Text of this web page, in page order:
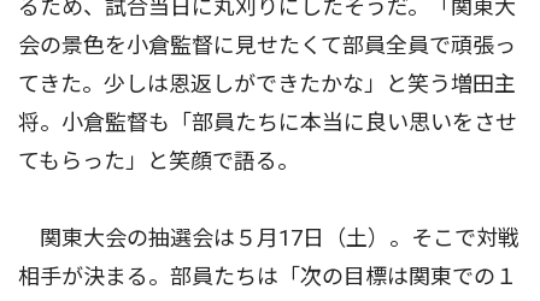
るため、試合当日に丸刈りにしたそうだ。「関東大
会の景色を小倉監督に見せたくて部員全員で頑張っ
てきた。少しは恩返しができたかな」と笑う増田主
将。小倉監督も「部員たちに本当に良い思いをさせ
てもらった」と笑顔で語る。
関東大会の抽選会は５月17日（土）。そこで対戦
相手が決まる。部員たちは「次の目標は関東での１